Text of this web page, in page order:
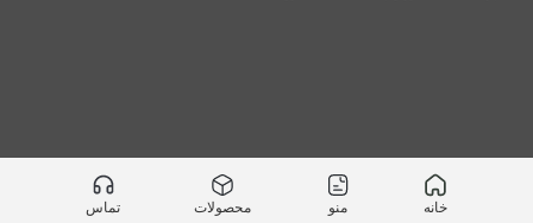
خانه منو محصولات تماس